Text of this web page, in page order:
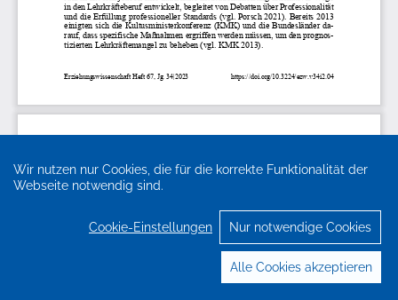
Wir nutzen nur Cookies, die für die korrekte Funktionalität der
Webseite notwendig sind.
Cookie-Einstellungen Nur notwendige Cookies
Alle Cookies akzeptieren